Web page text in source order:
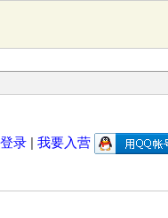
登录 | 我要入营